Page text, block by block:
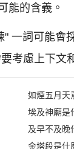
能的含義。
一詞可能會
考慮上下文
如煙五月天
埃及神廟是
及早不及晚
金塔段是什